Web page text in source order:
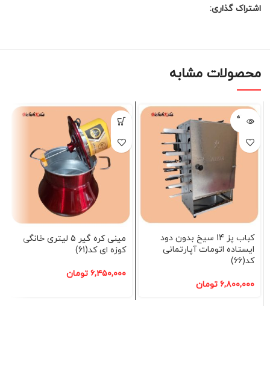
اشتراک گذاری:
محصولات مشابه
فروخته
شده
کباب پز 14 سیخ بدون دود
ایستاده اتومات آپارتمانی
کد(66)
۶,۸۰۰,۰۰۰ تومان
مینی کره گیر 5 لیتری خانگی
کوزه ای کد(61)
۶,۴۵۰,۰۰۰ تومان